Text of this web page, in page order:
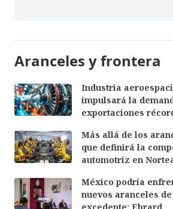
Aranceles y frontera
Industria
impulsará la
exportaciones
Más allá de los
que definirá la
automotriz en
México podría
nuevos aranceles